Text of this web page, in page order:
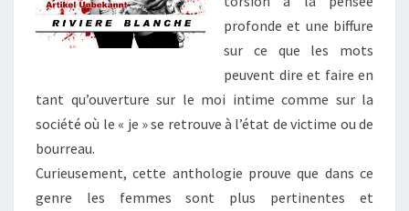
profonde et une biffure
sur ce que les mots
peuvent dire et faire en
tant qu’ouverture sur le moi intime comme sur la
société où le « je » se retrouve à l’état de victime ou de
bourreau.
Curieusement, cette anthologie prouve que dans ce
genre les femmes sont plus pertinentes et